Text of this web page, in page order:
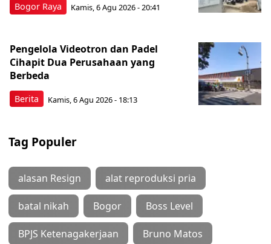
Bogor Raya Kamis, 6 Agu 2026 - 20:41
Berita
Pengelola Videotron dan Padel
Cihapit Dua Perusahaan yang
Berbeda
Kamis, 6 Agu 2026 - 18:13
Tag Populer
alasan Resign alat reproduksi pria
batal nikah Bogor Boss Level
BPJS Ketenagakerjaan Bruno Matos